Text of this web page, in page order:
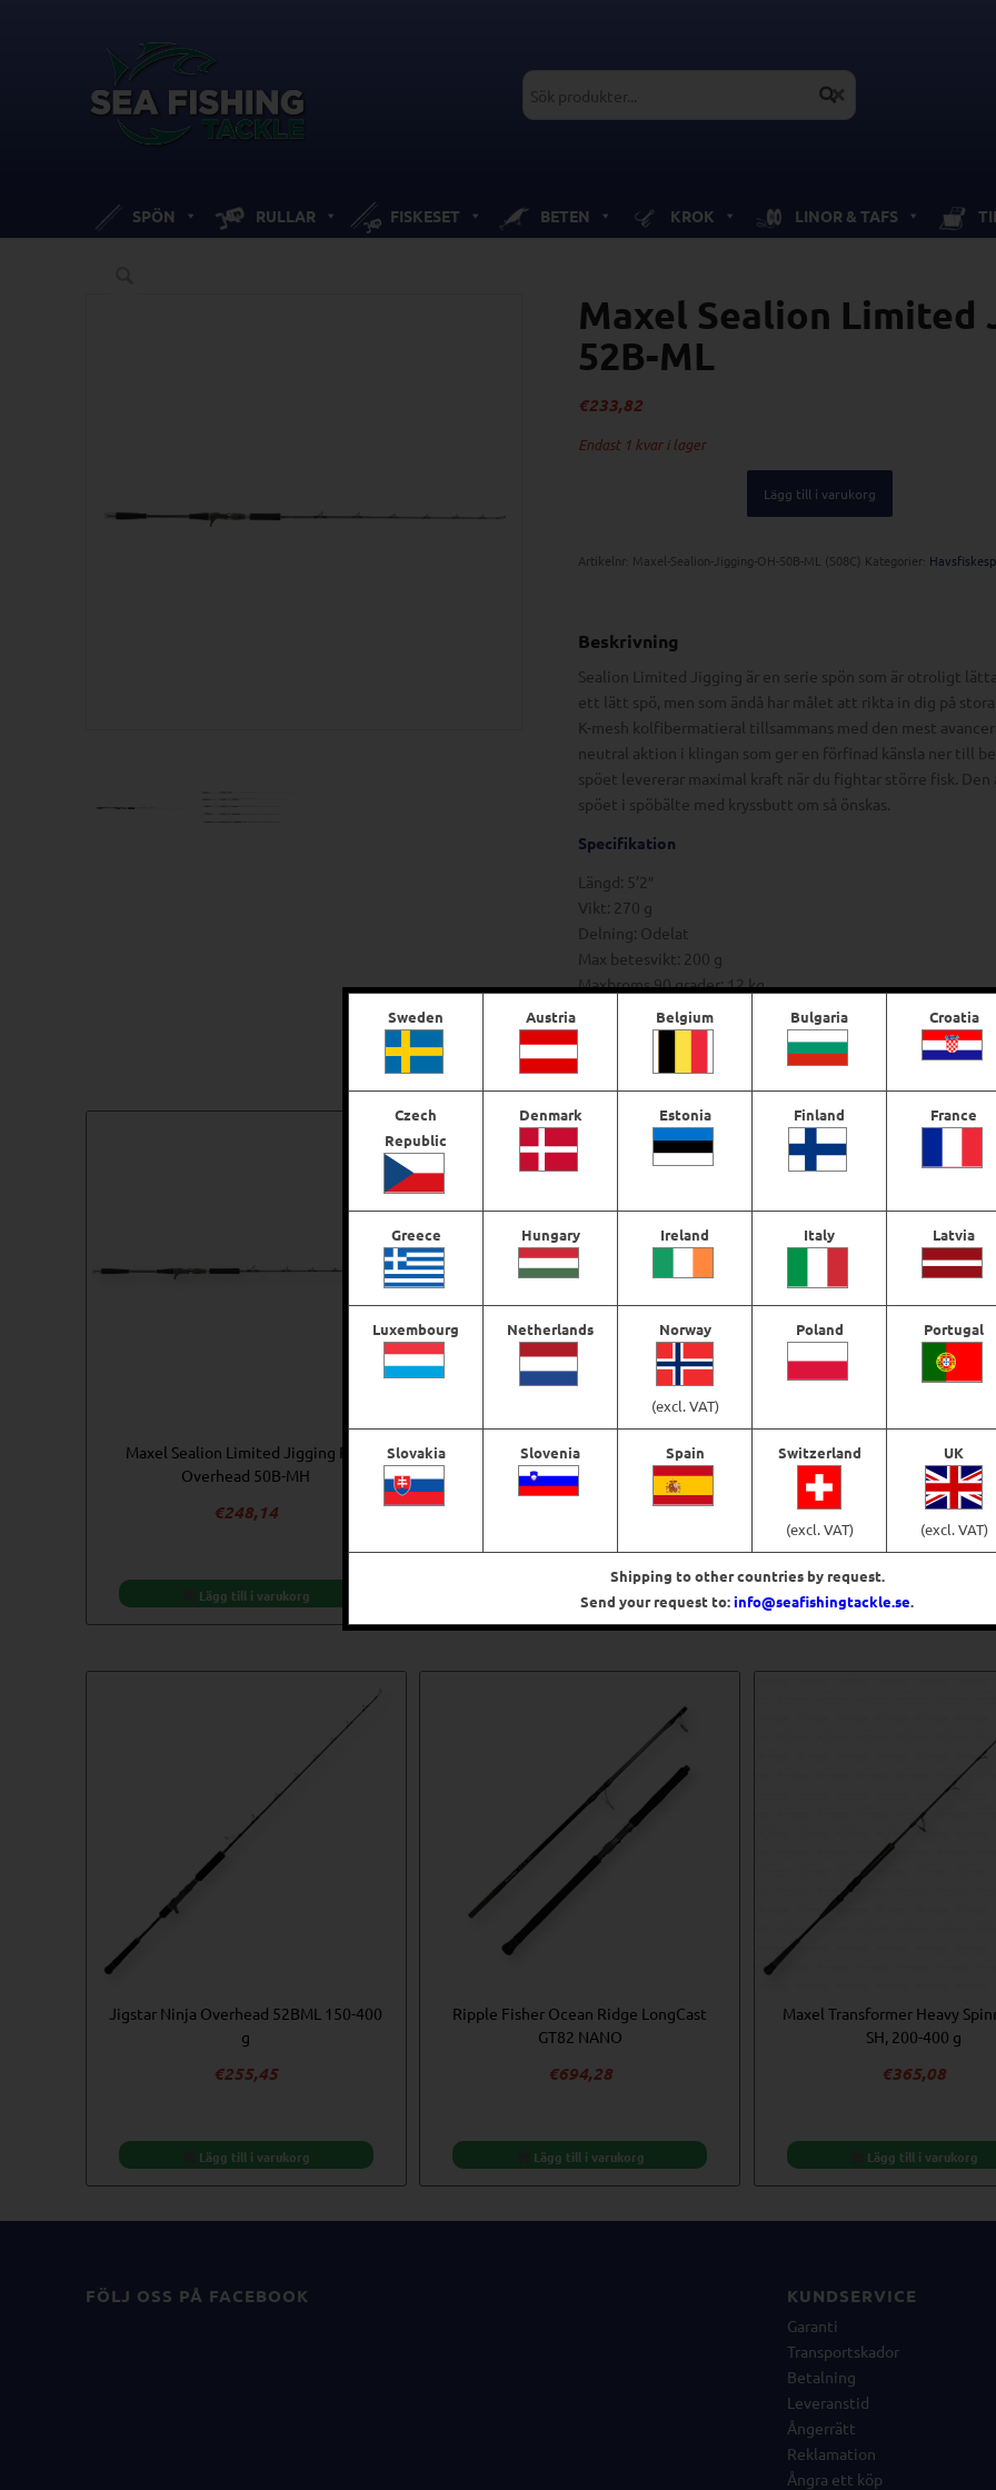
SPÖN RULLAR FISKESET BETEN KROK LINOR & TAFS
Maxel Sealion Limited
52B-ML
€233,82
Endast 1 kvar i lager
Lägg till i varukorg
Artikelnr: Maxel-Sealion-Jigging-OH-50B-ML (S08C) Kategorier:
Beskrivning
Sealion Limited Jigging är en serie spön som är otroligt
ett lätt spö, men som ändå har målet att rikta in dig på
K-mesh kolfibermatieral tillsammans med den mest
neutral aktion i klingan som ger en förfinad känsla ner till
spöet levererar maximal kraft när du fightar större fisk.
spöet i spöbälte med kryssbutt om så önskas.
Specifikation
Längd: 5’2″
Vikt: 270 g
Delning: Odelat
Max betesvikt: 200 g
Maxbroms 90 grader: 12 kg
Rekommenderad lintjocklek: PE 2-4
Maxel Sealion Limited Jigging Rod
Overhead 50B-MH
€248,14
Lägg till i varukorg
Maxel Transformer Shirt Black
€43,78
Välj alternativ
Maxel Sealion Limited
Overhead 50B-M
241,12
Lägg till i varukorg
Jigstar Ninja Overhead 52BML 150-400
g
€255,45
Lägg till i varukorg
Ripple Fisher Ocean Ridge LongCast
GT82 NANO
€694,28
Lägg till i varukorg
Maxel Transformer Heavy
SH, 200-400 g
€365,08
Lägg till i varukorg
FÖLJ OSS PÅ FACEBOOK KUNDSERVICE
Garanti
Transportskador
Betalning
Leveranstid
Ångerrätt
Reklamation
Ångra ett köp
Sweden Austria Belgium Bulgaria Croatia
Czech
Republic
Denmark Estonia Finland France
Greece Hungary Ireland Italy Latvia
Luxembourg Netherlands Norway
(excl. VAT)
Poland Portugal
Slovakia Slovenia Spain Switzerland
(excl. VAT)
UK
(excl. VAT)
Shipping to other countries by request.
Send your request to:info@seafishingtackle.se.